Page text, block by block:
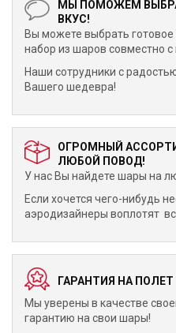
МЫ ПОМОЖЕМ
ВКУС!
Вы можете выбрать
набор из шаров совместно
Наши сотрудники с
Вашего шедевра!
ОГРОМНЫЙ
ЛЮБОЙ ПОВОД!
У нас Вы найдете шары на
Если хочется чего-нибудь
аэродизайнеры воплотят
ГАРАНТИЯ НА ПОЛЕТ
Мы уверены в качестве
гарантию на свои шары!